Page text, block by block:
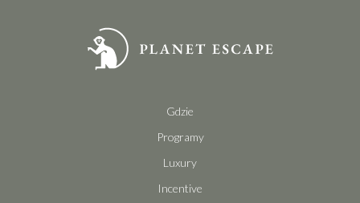
Gdzie
Programy
Luxury
Incentive